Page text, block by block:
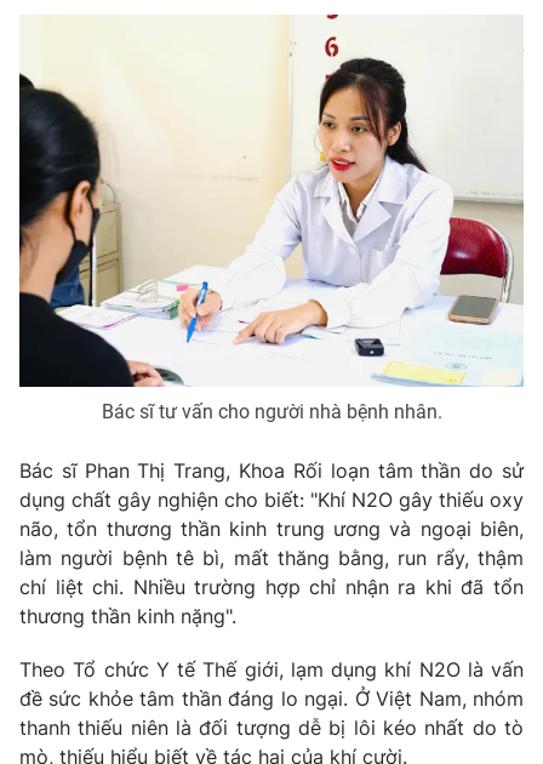
Sản phẩm
Tư vấn
Chuyên mục khác
Emagazine Podcast
Photo Infographic
Video Shorts video
VTV Money VTV Thể thao
VTV Sức khoẻ Bất động sản
Thị trường 24h Tấm lòng Việt
VTV4
VTV9 VTV8
Liên hệ tòa soạn English
Bác sĩ tư vấn cho người nhà bệnh nhân.
Bác sĩ Phan Thị Trang, Khoa Rối loạn tâm thần do sử
dụng chất gây nghiện cho biết: "Khí N2O gây thiếu oxy
não, tổn thương thần kinh trung ương và ngoại biên,
làm người bệnh tê bì, mất thăng bằng, run rẩy, thậm
chí liệt chi. Nhiều trường hợp chỉ nhận ra khi đã tổn
thương thần kinh nặng".
Theo Tổ chức Y tế Thế giới, lạm dụng khí N2O là vấn
đề sức khỏe tâm thần đáng lo ngại. Ở Việt Nam, nhóm
thanh thiếu niên là đối tượng dễ bị lôi kéo nhất do tò
mò, thiếu hiểu biết về tác hại của khí cười.